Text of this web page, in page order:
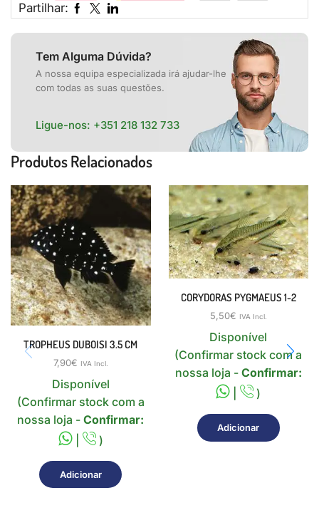
Partilhar:
Tem Alguma Dúvida?
A nossa equipa especializada irá ajudar-lhe
com todas as suas questões.
Ligue-nos: +351 218 132 733
Produtos Relacionados
TROPHEUS DUBOISI 3.5 CM
7,90€ IVA Incl.
Disponível
(Confirmar stock com a
nossa loja -Confirmar:
|
)
Adicionar
CORYDORAS PYGMAEUS 1-2
5,50€ IVA Incl.
Disponível
(Confirmar stock com a
nossa loja - Confirmar:
|
)
Adicionar